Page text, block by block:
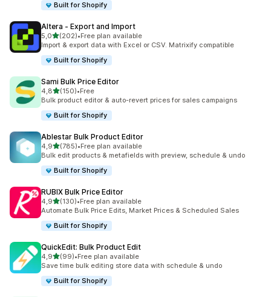
Built for Shopify
Altera ‑ Export and Import
5,0av 5 stjerner
(202)
Totalt 202 omtaler
•Free plan available
Import & export data with Excel or CSV. Matrixify compatible
Built for Shopify
Sami Bulk Price Editor
4,8av 5 stjerner
(150)
Totalt 150 omtaler
•Free
Bulk product editor & auto-revert prices for sales campaigns
Built for Shopify
Ablestar Bulk Product Editor
4,9av 5 stjerner
(785)
Totalt 785 omtaler
•Free plan available
Bulk edit products & metafields with preview, schedule & undo
Built for Shopify
RUBIX Bulk Price Editor
4,9av 5 stjerner
(130)
Totalt 130 omtaler
•Free plan available
Automate Bulk Price Edits, Market Prices & Scheduled Sales
Built for Shopify
QuickEdit: Bulk Product Edit
4,9av 5 stjerner
(99)
Totalt 99 omtaler
•Free plan available
Save time bulk editing store data with schedule & undo
Built for Shopify